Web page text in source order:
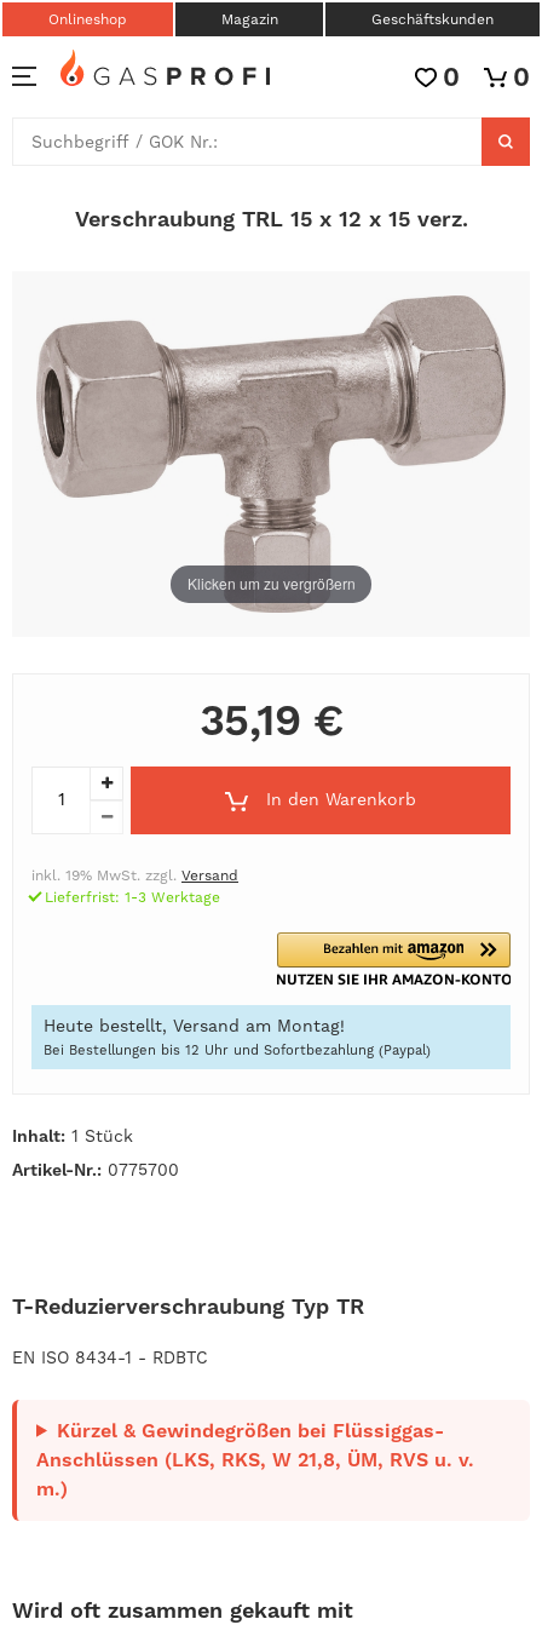
Onlineshop Magazin Geschäftskunden
0 0
Verschraubung TRL 15 x 12 x 15 verz.
Klicken um zu vergrößern
Inhalt: 1 Stück
Artikel-Nr.: 0775700
35,19 €
In den Warenkorb
inkl. 19% MwSt. zzgl. Versand
Lieferfrist: 1-3 Werktage
Heute bestellt, Versand am Montag!
Bei Bestellungen bis 12 Uhr und Sofortbezahlung (Paypal)
T-Reduzierverschraubung Typ TR
EN ISO 8434-1 - RDBTC
Kürzel & Gewindegrößen bei Flüssiggas-
Anschlüssen (LKS, RKS, W 21,8, ÜM, RVS u. v.
m.)
Wird oft zusammen gekauft mit